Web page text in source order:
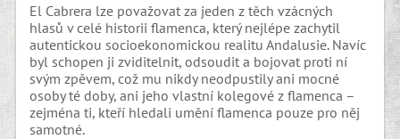
El Cabrera lze považovat za jeden z těch vzácných
hlasů v celé historii flamenca, který nejlépe zachytil
autentickou socioekonomickou realitu Andalusie. Navíc
byl schopen ji zviditelnit, odsoudit a bojovat proti ní
svým zpěvem, což mu nikdy neodpustily ani mocné
osoby té doby, ani jeho vlastní kolegové z flamenca –
zejména ti, kteří hledali umění flamenca pouze pro něj
samotné.